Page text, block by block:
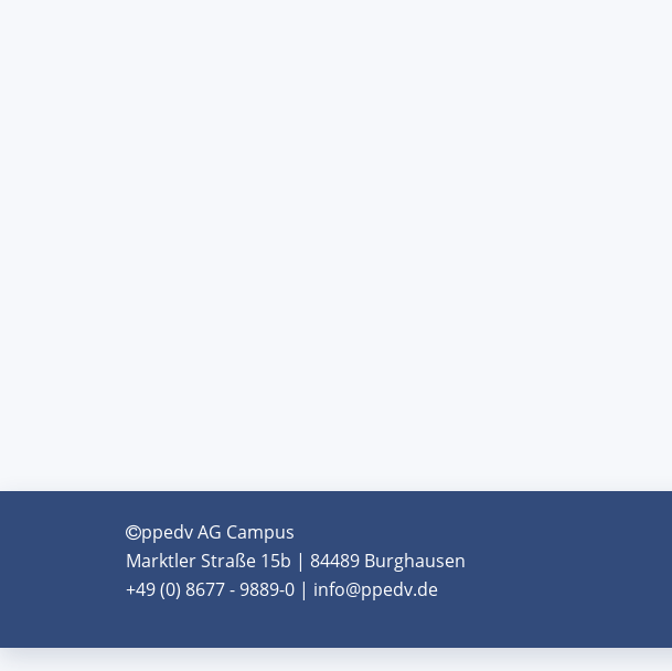
ppedv AG Campus
Marktler Straße 15b | 84489 Burghausen
+49 (0) 8677 - 9889-0 | info@ppedv.de